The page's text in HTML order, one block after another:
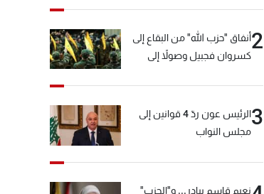
2أنفاق "حزب الله" من البقاع إلى
كسروان فجبيل وصولاً إلى
3
الرئيس عون ردّ 4 قوانين إلى
مجلس النواب
نعيم قاسم يبادر... و"الحزب"